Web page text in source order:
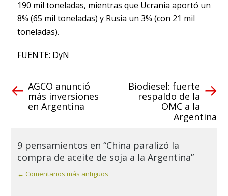
190 mil toneladas, mientras que Ucrania aportó un
8% (65 mil toneladas) y Rusia un 3% (con 21 mil
toneladas).
FUENTE: DyN
AGCO anunció
más inversiones
en Argentina
Biodiesel: fuerte
respaldo de la
OMC a la
Argentina
9 pensamientos en “China paralizó la
compra de aceite de soja a la Argentina”
← Comentarios más antiguos